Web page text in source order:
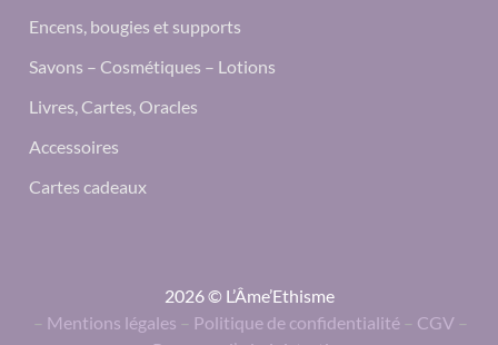
Encens, bougies et supports
Savons – Cosmétiques – Lotions
Livres, Cartes, Oracles
Accessoires
Cartes cadeaux
2026 © L’Âme’Ethisme
– Mentions légales – Politique de confidentialité – CGV –